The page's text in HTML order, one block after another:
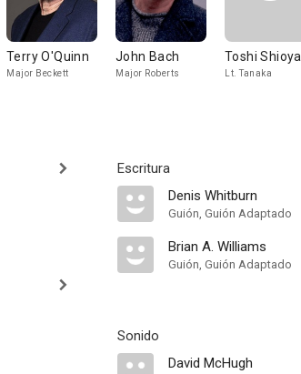
Terry O'Quinn
Major Beckett
John Bach
Major Roberts
Toshi Shioya
Lt. Tanaka
Escritura
Denis Whitburn
Guión, Guión Adaptado
Brian A. Williams
Guión, Guión Adaptado
Sonido
David McHugh